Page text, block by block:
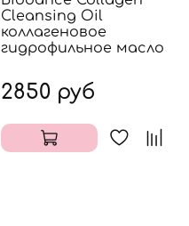
Cleansing Oil
коллагеновое
гидрофильное масло
2850 руб